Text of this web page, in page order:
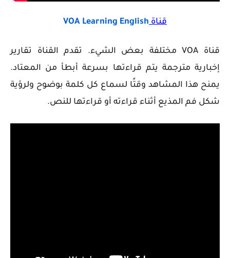
قناة VOA Learning English
قناة
VOA مختلفة بعض الشيء. تقدم القناة تقارير
إخبارية مترجمة يتم قراءتها بسرعة أبطأ من المعتاد.
يمنح هذا المشاهد وقتًا لسماع كل كلمة بوضوح ولرؤية
شكل فم المذيع أثناء قراءته أو قراءتها للنص.